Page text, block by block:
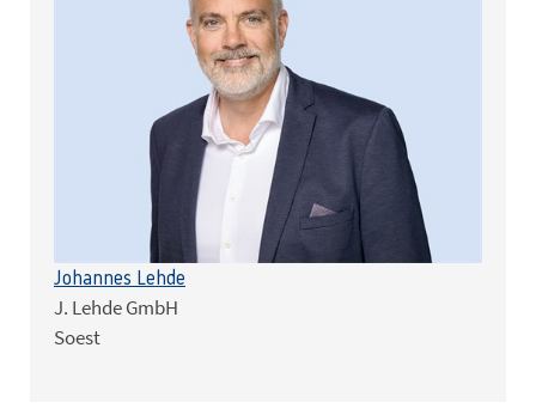
Johannes Lehde
J. Lehde GmbH
Soest